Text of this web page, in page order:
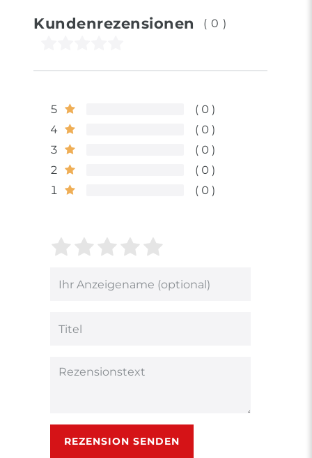
Kundenrezensionen (0)
5
0
4
0
3
0
2
0
1
0
Bewertungssterne
von
4
von
3
2
von
1
von
Bewertungssternen
Anzeigename
Rezensionstext
REZENSION SENDEN